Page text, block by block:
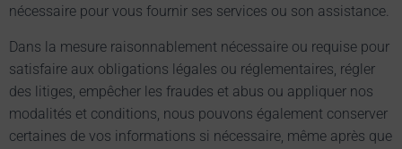
nécessaire pour vous fournir ses services ou son assistance.
Dans la mesure raisonnablement nécessaire ou requise pour
satisfaire aux obligations légales ou réglementaires, régler
des litiges, empêcher les fraudes et abus ou appliquer nos
modalités et conditions, nous pouvons également conserver
certaines de vos informations si nécessaire, même après que